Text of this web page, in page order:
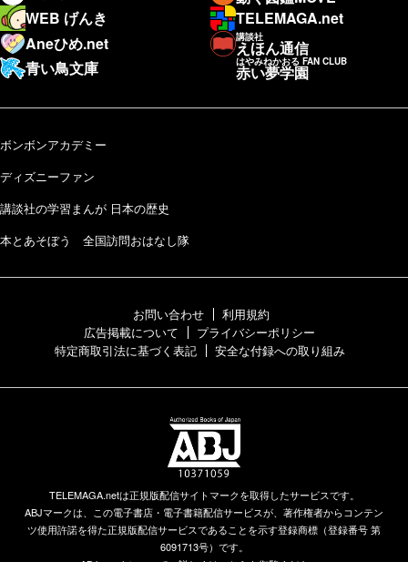
WEB げんき
TELEMAGA.net
Aneひめ.net
講談社
えほん通信
青い鳥文庫
はやみねかおる FAN CLUB
赤い夢学園
ボンボンアカデミー
ディズニーファン
講談社の学習まんが 日本の歴史
本とあそぼう 全国訪問おはなし隊
お問い合わせ
利用規約
広告掲載について
プライバシーポリシー
特定商取引法に基づく表記
安全な付録への取り組み
TELEMAGA.netは正規版配信サイトマークを取得したサービスです。
ABJマークは、この電子書店・電子書籍配信サービスが、著作権者からコンテン
ツ使用許諾を得た正規版配信サービスであることを示す登録商標（登録番号 第
6091713号）です。